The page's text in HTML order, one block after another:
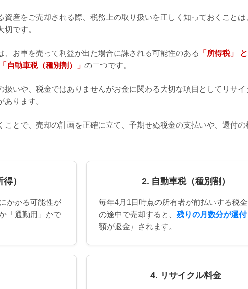
資産をご売却される際、税務上の取り扱いを正しく知っておくことは
です。
、お車を売って利益が出た場合に課される可能性のある
「所得税」
自動車税（種別割）」 の二つです。
扱いや、税金ではありませんがお金に関わる大切な項目としてリサイ
ります。
ことで、売却の計画を正確に立て、予期せぬ税金の支払いや、還付の
）
にかかる可能性が
「通勤用」かで
2. 自動車税（種別割）
毎年4月1日時点の所有者が前払いする税
の途中で売却すると、 残りの月数分が還付
額が返金）されます。
4. リサイクル料金